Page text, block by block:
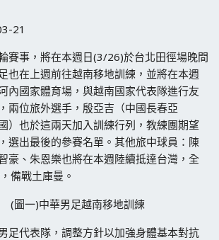
21
賽事，將在本週日(3/26)於台北田徑場晚間
也在上週前往越南移地訓練，並將在本週
內國家體育場，與越南國家代表隊進行友
兩位旅外選手，殷亞吉（中國長春亞
）也於這兩天加入訓練行列，教練團期望
選出最後的參賽名單。其他旅中球員：陳
豪、朱恩樂也將在本週陸續抵達台灣，全
備戰土庫曼。
)中華男足越南移地訓練
足代表隊，調整方針以加強身體基本對抗